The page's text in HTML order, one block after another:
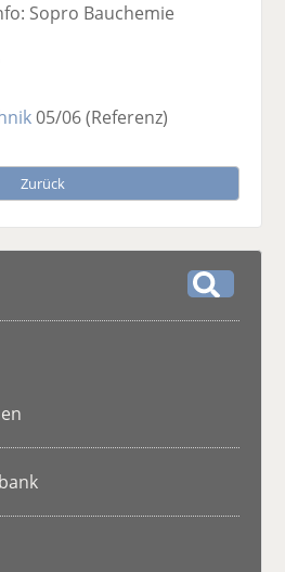
Sopro Bauchemie
05/06(Referenz)
Zurück